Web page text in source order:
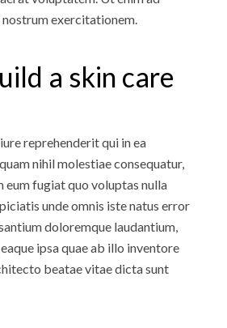
nostrum exercitationem.
a skin care
reprehenderit qui in ea
nihil molestiae consequatur,
eum fugiat quo voluptas nulla
unde omnis iste natus error
doloremque laudantium,
ipsa quae ab illo inventore
beatae vitae dicta sunt